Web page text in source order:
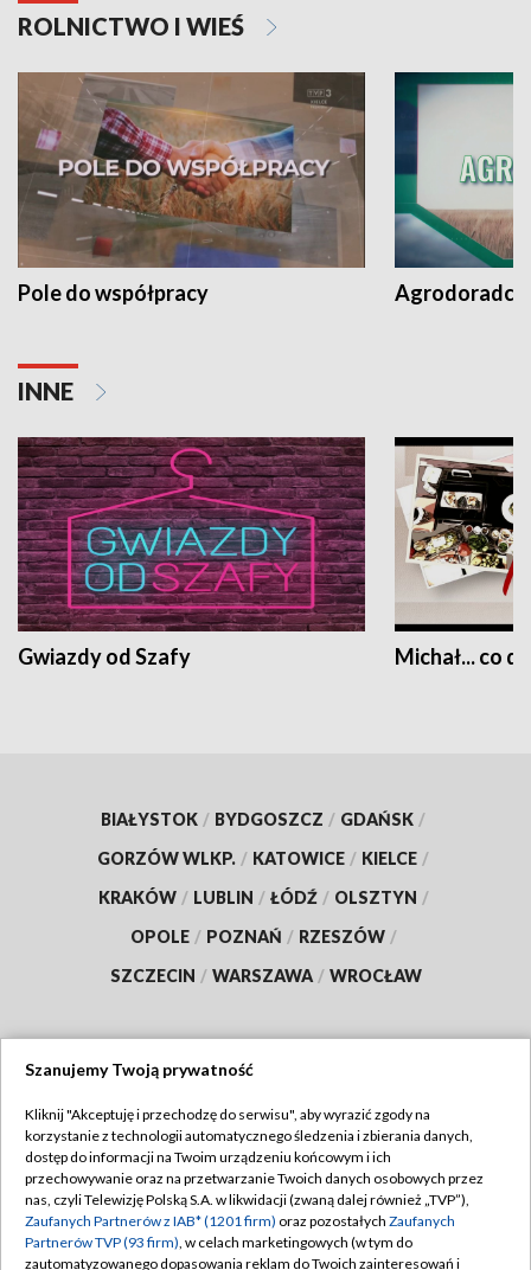
ROLNICTWO I WIEŚ
Pole do współpracy Agrodoradcy
INNE
Gwiazdy od Szafy Michał... co
BIAŁYSTOK / BYDGOSZCZ / GDAŃSK /
GORZÓW WLKP. / KATOWICE / KIELCE /
KRAKÓW / LUBLIN / ŁÓDŹ / OLSZTYN /
OPOLE / POZNAŃ / RZESZÓW /
SZCZECIN / WARSZAWA / WROCŁAW
TVP
Abonament TVP
Emisja w TVP
Centrum informacji TVP
Regulamin TVP
Polityka prywatności
Moje zgody
Szanujemy Twoją prywatność
Kliknij "Akceptuję i przechodzę do serwisu", aby wyrazić zgody na
korzystanie z technologii automatycznego śledzenia i zbierania danych,
dostęp do informacji na Twoim urządzeniu końcowym i ich
przechowywanie oraz na przetwarzanie Twoich danych osobowych przez
nas, czyli Telewizję Polską S.A. w likwidacji (zwaną dalej również „TVP”),
Zaufanych Partnerów z IAB* (1201 firm) oraz pozostałych Zaufanych
Partnerów TVP (93 firm), w celach marketingowych (w tym do
zautomatyzowanego dopasowania reklam do Twoich zainteresowań i